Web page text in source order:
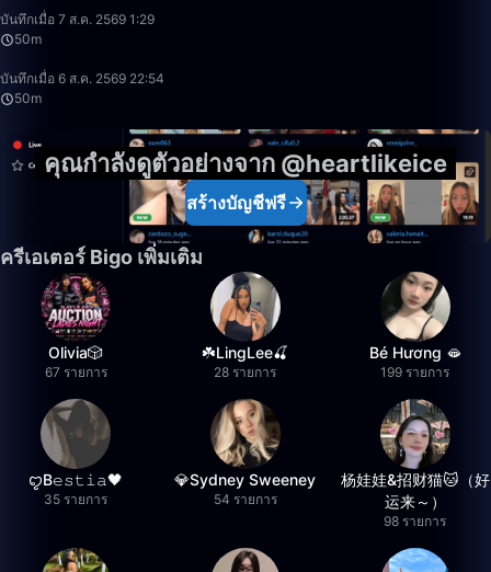
บันทึกเมื่อ 7 ส.ค. 2569 1:29
50m
บันทึกเมื่อ 6 ส.ค. 2569 22:54
50m
คุณกำลังดูตัวอย่างจาก @heartlikeice
สร้างบัญชีฟรี
ครีเอเตอร์ Bigo เพิ่มเติม
Olivia🎲
67 รายการ
☘️LingLee🍒
28 รายการ
Bé Hương 🫦
199 รายการ
ꨄB𝚎𝚜𝚝𝚒𝚊🖤
35 รายการ
💎Sydney Sweeney
54 รายการ
杨娃娃&招财猫🐱（好
运来～）
98 รายการ